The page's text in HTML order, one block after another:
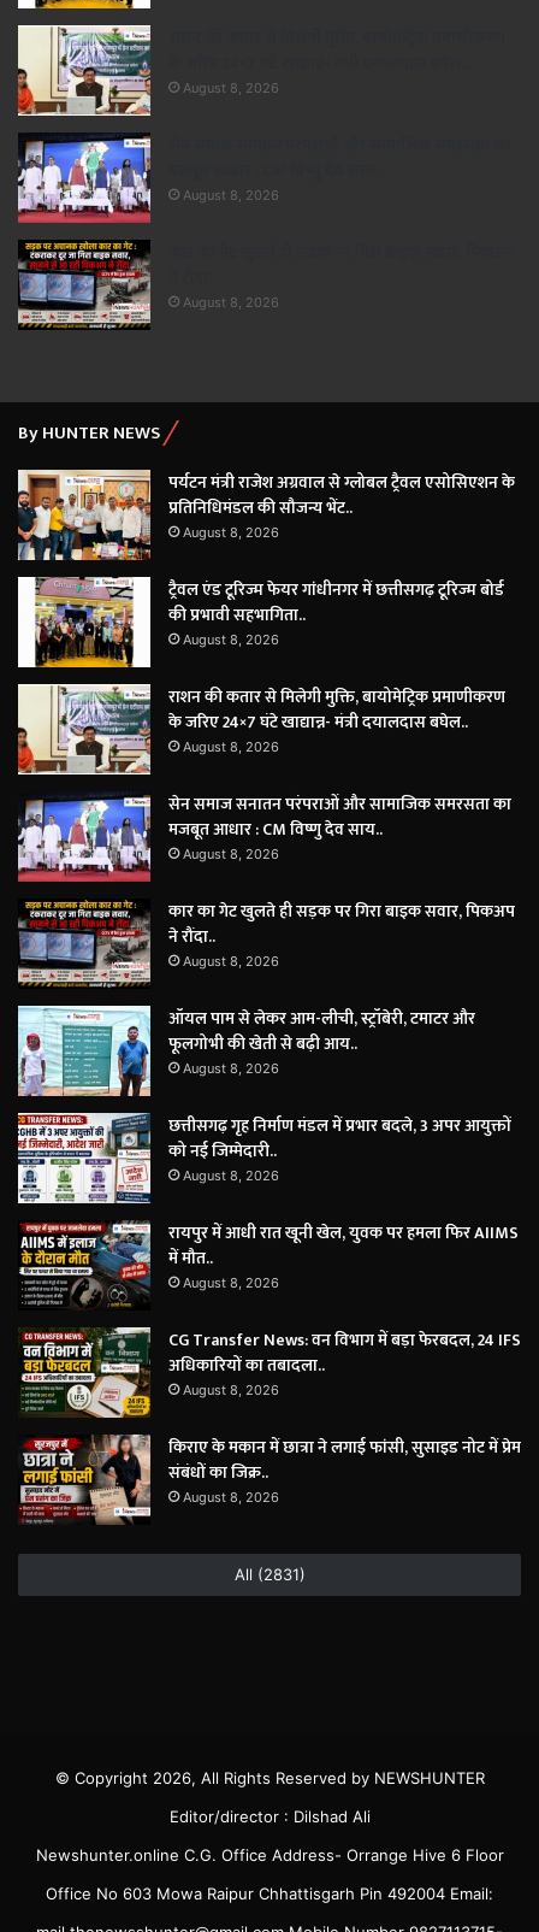
August 8, 2026
August 8, 2026
August 8, 2026
By HUNTER NEWS
पर्यटन मंत्री राजेश अग्रवाल से ग्लोबल ट्रैवल एसोसिएशन के
प्रतिनिधिमंडल की सौजन्य भेंट..
August 8, 2026
ट्रैवल एंड टूरिज्म फेयर गांधीनगर में छत्तीसगढ़ टूरिज्म बोर्ड
की प्रभावी सहभागिता..
August 8, 2026
राशन की कतार से मिलेगी मुक्ति, बायोमेट्रिक प्रमाणीकरण
के जरिए 24×7 घंटे खाद्यान्न- मंत्री दयालदास बघेल..
August 8, 2026
सेन समाज सनातन परंपराओं और सामाजिक समरसता का
मजबूत आधार : CM विष्णु देव साय..
August 8, 2026
कार का गेट खुलते ही सड़क पर गिरा बाइक सवार, पिकअप
ने रौंदा..
August 8, 2026
ऑयल पाम से लेकर आम-लीची, स्ट्रॉबेरी, टमाटर और
फूलगोभी की खेती से बढ़ी आय..
August 8, 2026
छत्तीसगढ़ गृह निर्माण मंडल में प्रभार बदले, 3 अपर आयुक्तों
को नई जिम्मेदारी..
August 8, 2026
रायपुर में आधी रात खूनी खेल, युवक पर हमला फिर AIIMS
में मौत..
August 8, 2026
CG Transfer News: वन विभाग में बड़ा फेरबदल, 24 IFS
अधिकारियों का तबादला..
August 8, 2026
किराए के मकान में छात्रा ने लगाई फांसी, सुसाइड नोट में प्रेम
संबंधों का जिक्र..
August 8, 2026
All (2831)
© Copyright 2026, All Rights Reserved by NEWSHUNTER
Editor/director : Dilshad Ali
Newshunter.online C.G. Office Address- Orrange Hive 6 Floor
Office No 603 Mowa Raipur Chhattisgarh Pin 492004 Email: